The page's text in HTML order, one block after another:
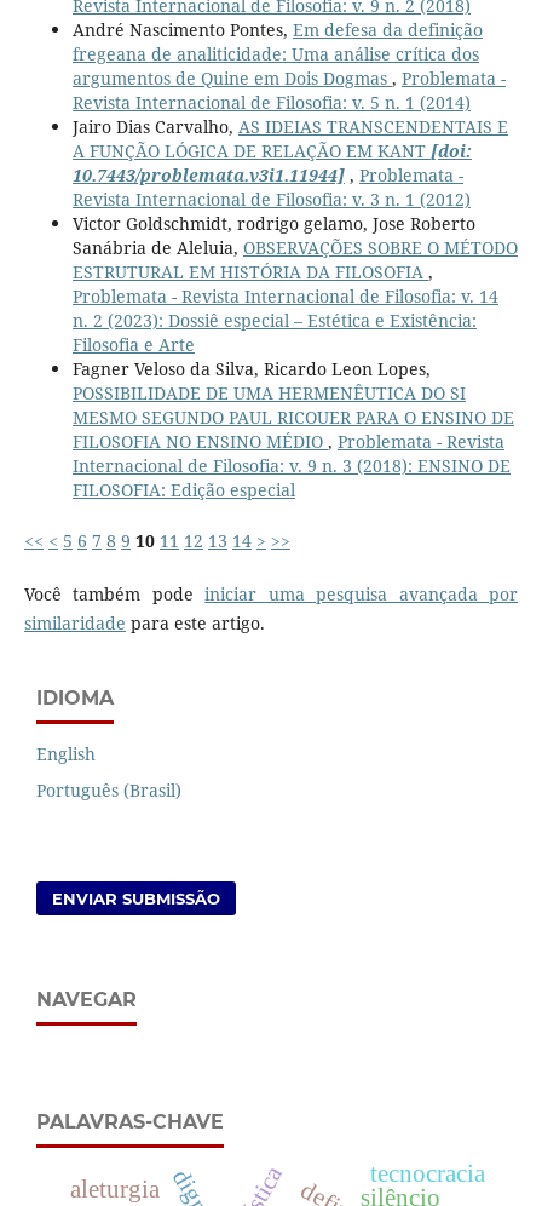
Revista Internacional de Filosofia: v. 9 n. 2 (2018)
André Nascimento Pontes, Em defesa da definição
fregeana de analiticidade: Uma análise crítica dos
argumentos de Quine em Dois Dogmas , Problemata -
Revista Internacional de Filosofia: v. 5 n. 1 (2014)
Jairo Dias Carvalho, AS IDEIAS TRANSCENDENTAIS E
A FUNÇÃO LÓGICA DE RELAÇÃO EM KANT [doi:
10.7443/problemata.v3i1.11944], Problemata -
Revista Internacional de Filosofia: v. 3 n. 1 (2012)
Victor Goldschmidt, rodrigo gelamo, Jose Roberto
Sanábria de Aleluia, OBSERVAÇÕES SOBRE O MÉTODO
ESTRUTURAL EM HISTÓRIA DA FILOSOFIA ,
Problemata - Revista Internacional de Filosofia: v. 14
n. 2 (2023): Dossiê especial – Estética e Existência:
Filosofia e Arte
Fagner Veloso da Silva, Ricardo Leon Lopes,
POSSIBILIDADE DE UMA HERMENÊUTICA DO SI
MESMO SEGUNDO PAUL RICOUER PARA O ENSINO DE
FILOSOFIA NO ENSINO MÉDIO , Problemata - Revista
Internacional de Filosofia: v. 9 n. 3 (2018): ENSINO DE
FILOSOFIA: Edição especial
<< < 5 6 7 8 9 10 11 12 13 14 > >>
Você também podeiniciar uma pesquisa avançada por
similaridade para este artigo.
IDIOMA
English
Português (Brasil)
ENVIAR SUBMISSÃO
NAVEGAR
PALAVRAS-CHAVE
silêncio
aleturgia
tecnocracia